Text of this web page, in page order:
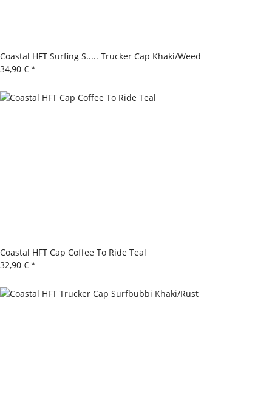
Coastal HFT Surfing S..... Trucker Cap Khaki/Weed
34,90 € *
Coastal HFT Cap Coffee To Ride Teal
32,90 € *